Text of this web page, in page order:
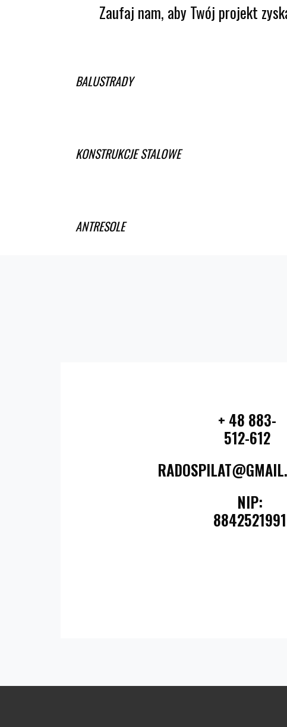
Zaufaj nam, aby Twój projekt
BALUSTRADY
KONSTRUKCJE STALOWE
ANTRESOLE
+ 48 883-
512-612
NIP:
8842521991